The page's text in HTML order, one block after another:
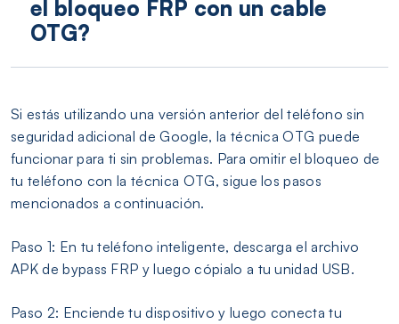
el bloqueo FRP con un cable
OTG?
Si estás utilizando una versión anterior del teléfono sin
seguridad adicional de Google, la técnica OTG puede
funcionar para ti sin problemas. Para omitir el bloqueo de
tu teléfono con la técnica OTG, sigue los pasos
mencionados a continuación.
Paso 1: En tu teléfono inteligente, descarga el archivo
APK de bypass FRP y luego cópialo a tu unidad USB.
Paso 2: Enciende tu dispositivo y luego conecta tu